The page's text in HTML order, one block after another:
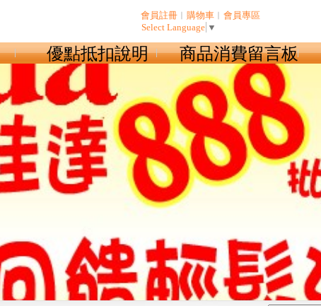
會員註冊 ︱ 購物車 ︱ 會員專區
Select Language ▼
優點抵扣說明 商品消費留言板